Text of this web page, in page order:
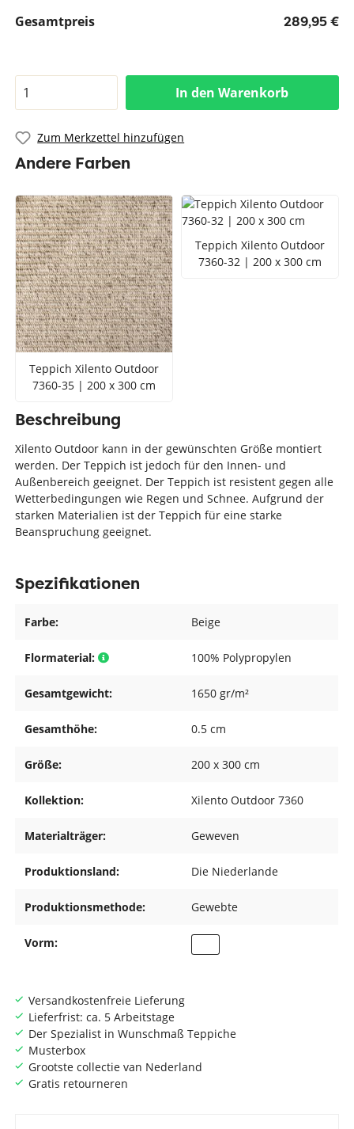
Gesamtpreis 289,95 €
In den Warenkorb
Zum Merkzettel hinzufügen
Andere Farben
Teppich Xilento Outdoor
7360-35 | 200 x 300 cm
Teppich Xilento Outdoor
7360-32 | 200 x 300 cm
Versandkostenfreie Lieferung
Lieferfrist: ca. 5 Arbeitstage
Der Spezialist in Wunschmaß Teppiche
Musterbox
Grootste collectie van Nederland
Gratis retourneren
Beschreibung
Xilento Outdoor kann in der gewünschten Größe montiert
werden. Der Teppich ist jedoch für den Innen- und
Außenbereich geeignet. Der Teppich ist resistent gegen alle
Wetterbedingungen wie Regen und Schnee. Aufgrund der
starken Materialien ist der Teppich für eine starke
Beanspruchung geeignet.
Spezifikationen
Farbe: Beige
Flormaterial: 100% Polypropylen
Gesamtgewicht: 1650 gr/m²
Gesamthöhe: 0.5 cm
Größe: 200 x 300 cm
Kollektion: Xilento Outdoor 7360
Materialträger: Geweven
Produktionsland: Die Niederlande
Produktionsmethode: Gewebte
Vorm: